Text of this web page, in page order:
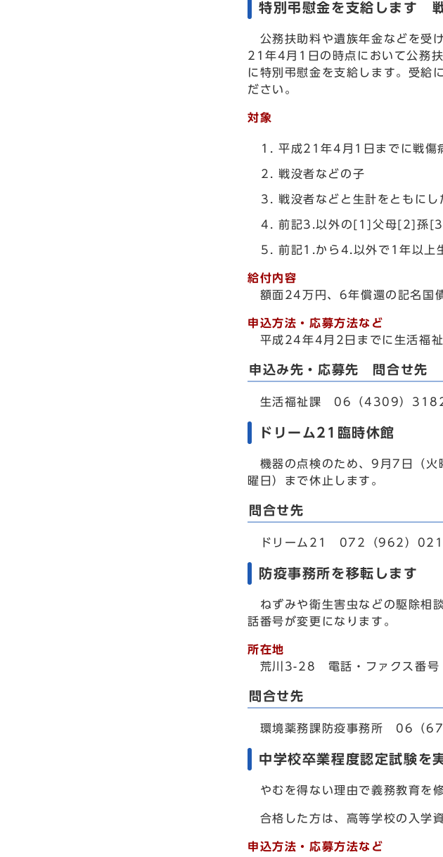
特別弔慰金を支給します
公務扶助料や遺族年金などを受
21年4月1日の時点において公務
に特別弔慰金を支給します。受給
ださい。
対象
平成21年4月1日までに戦傷
戦没者などの子
戦没者などと生計をともに
前記3.以外の[1]父母[2]孫
前記1.から4.以外で1年以上
給付内容
額面24万円、6年償還の記名国
申込方法・応募方法など
平成24年4月2日までに生活福
申込み先・応募先 問合せ先
生活福祉課 06（4309）
ドリーム21臨時休館
機器の点検のため、9月7日（火
曜日）まで休止します。
問合せ先
ドリーム21 072（962）
防疫事務所を移転します
ねずみや衛生害虫などの駆除相
話番号が変更になります。
所在地
荒川3-28 電話・ファクス番
問合せ先
環境薬務課防疫事務所 06（
中学校卒業程度認定試験を
やむを得ない理由で義務教育を
合格した方は、高等学校の入学
申込方法・応募方法など